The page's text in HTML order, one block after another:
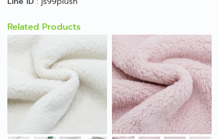
Related Products